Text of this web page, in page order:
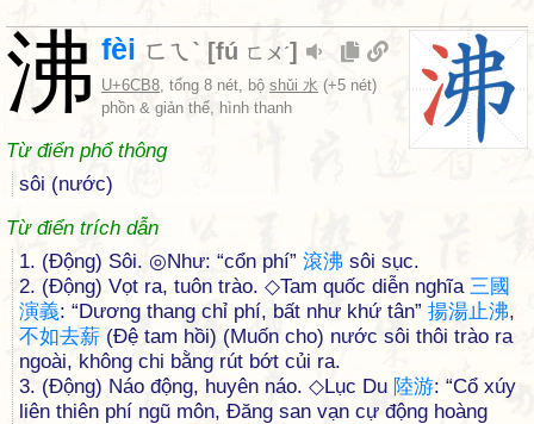
沸 fèi ㄈㄟˋ [fú ㄈㄨˊ]
U+6CB8, tổng 8 nét, bộ shǔi 水 (+5 nét)
phồn & giản thể, hình thanh
Từ điển phổ thông
sôi (nước)
Từ điển trích dẫn
1. (Động) Sôi. ◎Như: “cổn phí” 滾沸 sôi sục.
2. (Động) Vọt ra, tuôn trào. ◇Tam quốc diễn nghĩa 三國
演義: “Dương thang chỉ phí, bất như khứ tân” 揚湯止沸,
不如去薪 (Đệ tam hồi) (Muốn cho) nước sôi thôi trào ra
ngoài, không chi bằng rút bớt củi ra.
3. (Động) Náo động, huyên náo. ◇Lục Du 陸游: “Cổ xúy
liên thiên phí ngũ môn, Đăng san vạn cự động hoàng